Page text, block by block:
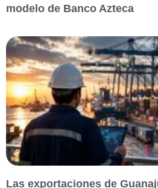
modelo de Banco Azteca
Las exportaciones de